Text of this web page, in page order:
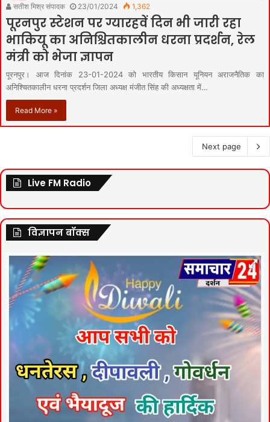
सतीश मिश्र संपादक 23/01/2024 1,362
पूरनपुर स्टेशन पर ग्यारहवें दिन भी जारी रहा
भाकियू का अनिश्चितकालीन धरना प्रदर्शन, रेल
मंत्री को भेजा ज्ञापन
पूरनपुर। आज दिनांक 23-01-2024 को भारतीय किसान यूनियन अराजनैतिक का
अनिश्चितकालीन धरना प्रदर्शन जिला अध्यक्ष मंजीत सिंह की अध्यक्षता में…
Read More »
Next page
Live FM Radio
विज्ञापन बॉक्स